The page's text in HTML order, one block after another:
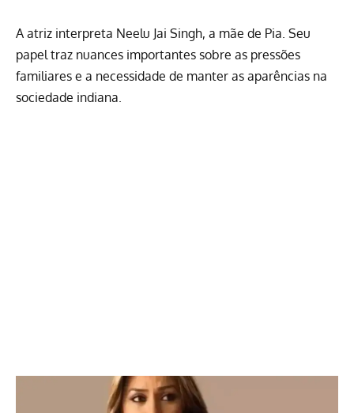
A atriz interpreta Neelu Jai Singh, a mãe de Pia. Seu
papel traz nuances importantes sobre as pressões
familiares e a necessidade de manter as aparências na
sociedade indiana.